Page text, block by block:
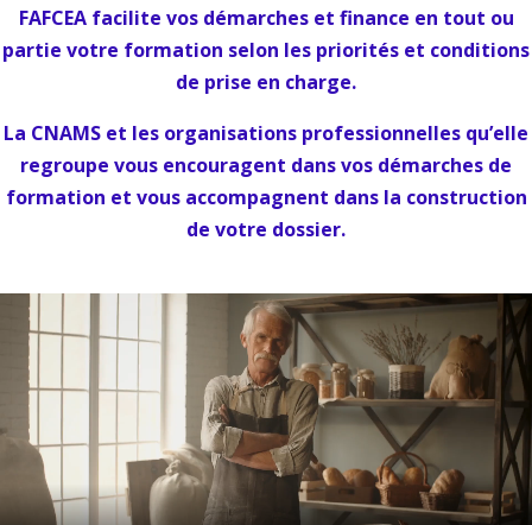
FAFCEA facilite vos démarches et finance en tout ou
partie votre formation selon les priorités et conditions
de prise en charge.
La CNAMS et les organisations professionnelles qu’elle
regroupe vous encouragent dans vos démarches de
formation et vous accompagnent dans la construction
de votre dossier.